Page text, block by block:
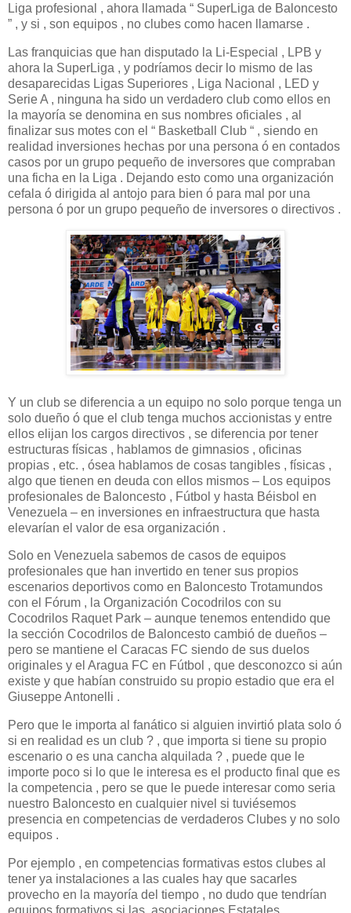
Liga profesional , ahora llamada “ SuperLiga de Baloncesto
” , y si , son equipos , no clubes como hacen llamarse .
Las franquicias que han disputado la Li-Especial , LPB y
ahora la SuperLiga , y podríamos decir lo mismo de las
desaparecidas Ligas Superiores , Liga Nacional , LED y
Serie A , ninguna ha sido un verdadero club como ellos en
la mayoría se denomina en sus nombres oficiales , al
finalizar sus motes con el “ Basketball Club “ , siendo en
realidad inversiones hechas por una persona ó en contados
casos por un grupo pequeño de inversores que compraban
una ficha en la Liga . Dejando esto como una organización
cefala ó dirigida al antojo para bien ó para mal por una
persona ó por un grupo pequeño de inversores o directivos .
Y un club se diferencia a un equipo no solo porque tenga un
solo dueño ó que el club tenga muchos accionistas y entre
ellos elijan los cargos directivos , se diferencia por tener
estructuras físicas , hablamos de gimnasios , oficinas
propias , etc. , ósea hablamos de cosas tangibles , físicas ,
algo que tienen en deuda con ellos mismos – Los equipos
profesionales de Baloncesto , Fútbol y hasta Béisbol en
Venezuela – en inversiones en infraestructura que hasta
elevarían el valor de esa organización .
Solo en Venezuela sabemos de casos de equipos
profesionales que han invertido en tener sus propios
escenarios deportivos como en Baloncesto Trotamundos
con el Fórum , la Organización Cocodrilos con su
Cocodrilos Raquet Park – aunque tenemos entendido que
la sección Cocodrilos de Baloncesto cambió de dueños –
pero se mantiene el Caracas FC siendo de sus duelos
originales y el Aragua FC en Fútbol , que desconozco si aún
existe y que habían construido su propio estadio que era el
Giuseppe Antonelli .
Pero que le importa al fanático si alguien invirtió plata solo ó
si en realidad es un club ? , que importa si tiene su propio
escenario o es una cancha alquilada ? , puede que le
importe poco si lo que le interesa es el producto final que es
la competencia , pero se que le puede interesar como seria
nuestro Baloncesto en cualquier nivel si tuviésemos
presencia en competencias de verdaderos Clubes y no solo
equipos .
Por ejemplo , en competencias formativas estos clubes al
tener ya instalaciones a las cuales hay que sacarles
provecho en la mayoría del tiempo , no dudo que tendrían